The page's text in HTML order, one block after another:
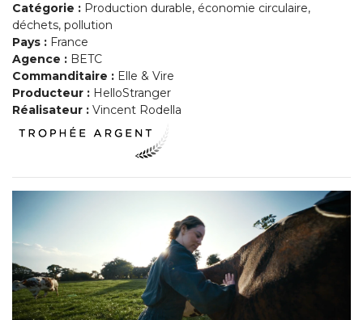
Catégorie : Production durable, économie circulaire,
déchets, pollution
Pays : France
Agence : BETC
Commanditaire : Elle & Vire
Producteur : HelloStranger
Réalisateur : Vincent Rodella